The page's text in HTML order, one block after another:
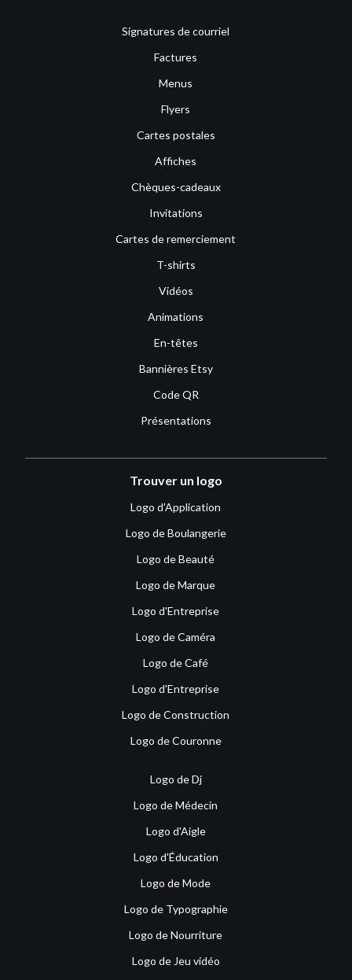
Signatures de courriel
Factures
Menus
Flyers
Cartes postales
Affiches
Chèques-cadeaux
Invitations
Cartes de remerciement
T-shirts
Vidéos
Animations
En-têtes
Bannières Etsy
Code QR
Présentations
Trouver un logo
Logo d'Application
Logo de Boulangerie
Logo de Beauté
Logo de Marque
Logo d'Entreprise
Logo de Caméra
Logo de Café
Logo d'Entreprise
Logo de Construction
Logo de Couronne
Logo de Dj
Logo de Médecin
Logo d'Aigle
Logo d'Éducation
Logo de Mode
Logo de Typographie
Logo de Nourriture
Logo de Jeu vidéo